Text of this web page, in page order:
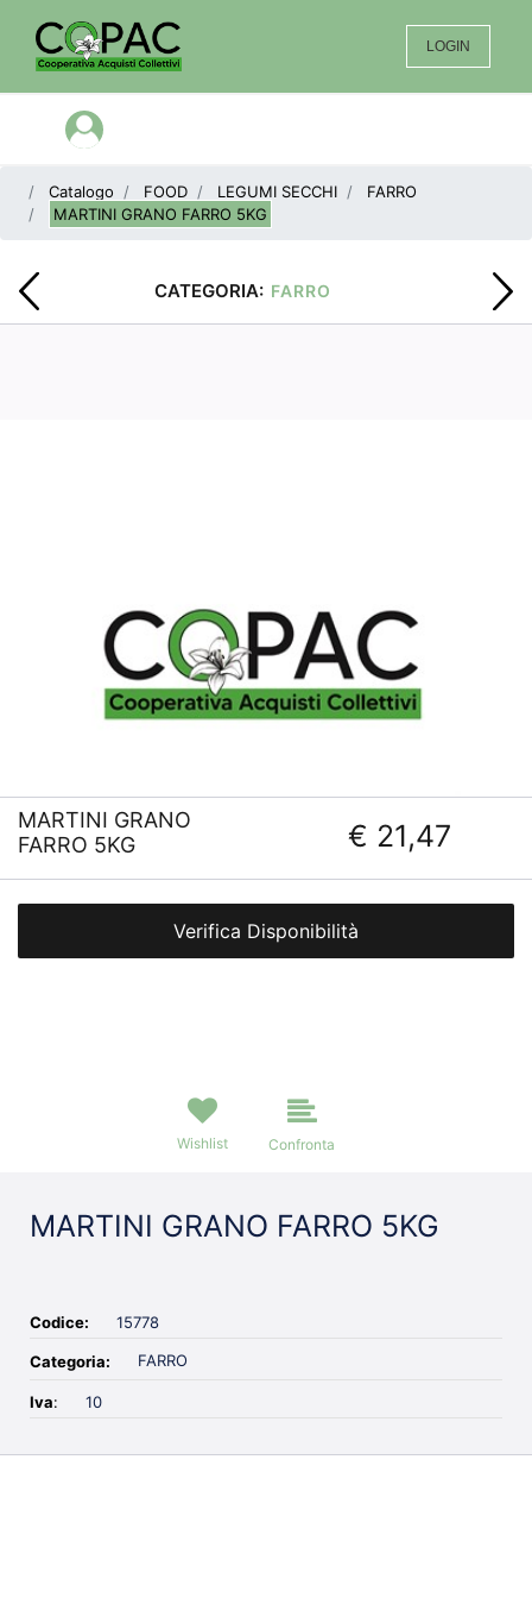
LOGIN
Open menu
Catalogo FOOD LEGUMI SECCHI
FARRO
MARTINI GRANO FARRO 5KG
CATEGORIA: FARRO
MARTINI GRANO
FARRO 5KG
€ 21,47
Verifica Disponibilità
Wishlist Confronta
MARTINI GRANO FARRO 5KG
Codice: 15778
Categoria: FARRO
Iva: 10